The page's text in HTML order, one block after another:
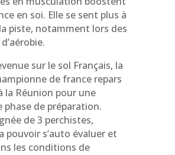
en soi. Elle se sent plus à
la piste, notamment lors des
sur le sol Français, la
de france repars
la Réunion pour une
phase de préparation.
de 3 perchistes,
pouvoir s’auto évaluer et
les conditions de